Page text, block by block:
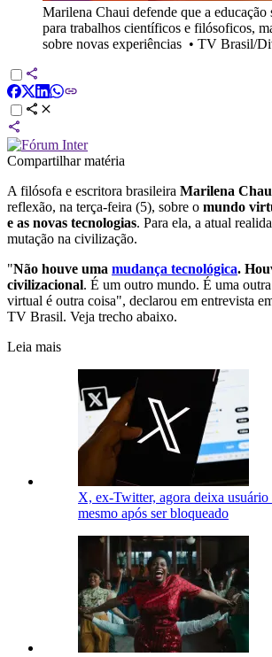
Marilena Chaui defende que a educação
para trabalhos científicos e filósoficos,
sobre novas experiências • TV Brasil/
Compartilhar matéria
A filósofa e escritora brasileira Marilena
reflexão, na terça-feira (5), sobre o mundo
e as novas tecnologias. Para ela, a atual
mutação na civilização.
"Não houve uma mudança tecnológica.
civilizacional. É um outro mundo. É uma
virtual é outra coisa", declarou em entrevista
TV Brasil. Veja trecho abaixo.
Leia mais
X, ex-Twitter, agora deixa usuário
mesmo após ser bloqueado